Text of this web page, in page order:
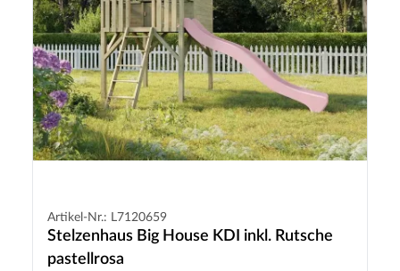
Artikel-Nr.: L7120659
Stelzenhaus Big House KDI inkl. Rutsche
pastellrosa